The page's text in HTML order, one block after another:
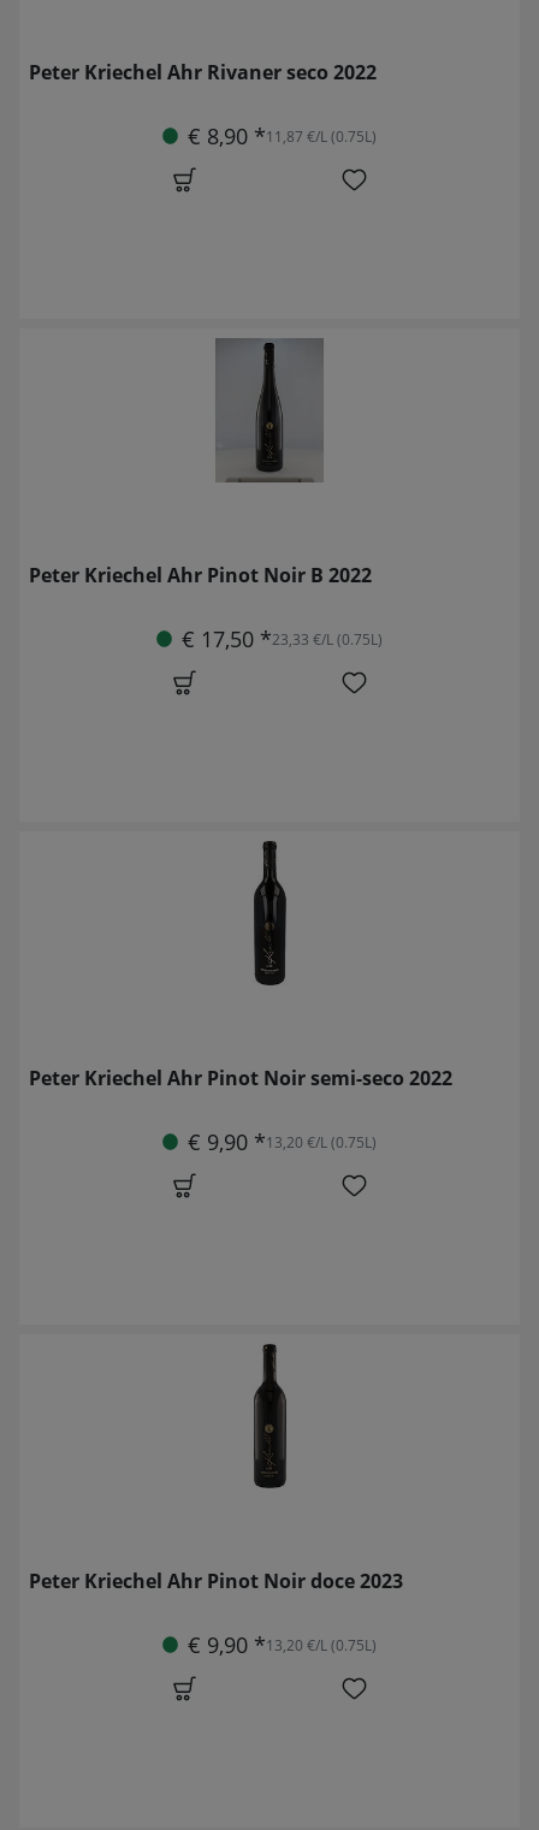
Peter Kriechel Ahr Rivaner seco 2022
€ 8,90 *11,87 €/L (0.75L)
Peter Kriechel Ahr Pinot Noir B 2022
€ 17,50 *23,33 €/L (0.75L)
Peter Kriechel Ahr Pinot Noir semi-seco 2022
€ 9,90 *13,20 €/L (0.75L)
Peter Kriechel Ahr Pinot Noir doce 2023
€ 9,90 *13,20 €/L (0.75L)